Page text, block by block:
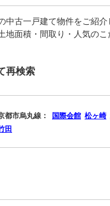
古一戸建て物件をご紹
面積・間取り・人気の
再検索
都市烏丸線： 国際会館 松ヶ崎
田